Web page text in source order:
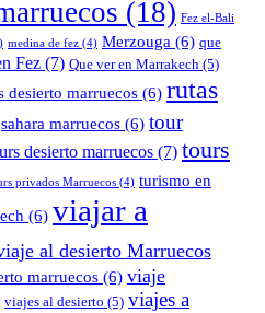
(18) Fez el-Bali
medina de fez (4) Merzouga (6) que
Fez (7) Que ver en Marrakech (5)
desierto marruecos (6) rutas
sahara marruecos (6) tour
desierto marruecos (7) tours
privados Marruecos (4) turismo en
(6) viajar a
al desierto Marruecos
marruecos (6) viaje
viajes al desierto (5) viajes a